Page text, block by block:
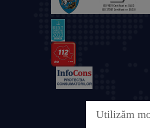
Utilizăm